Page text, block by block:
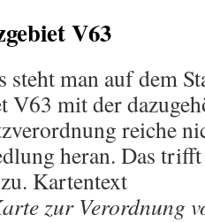
V63
steht man auf dem
V63 mit der
reiche
heran. Das
Kartentext
zur Verordnung